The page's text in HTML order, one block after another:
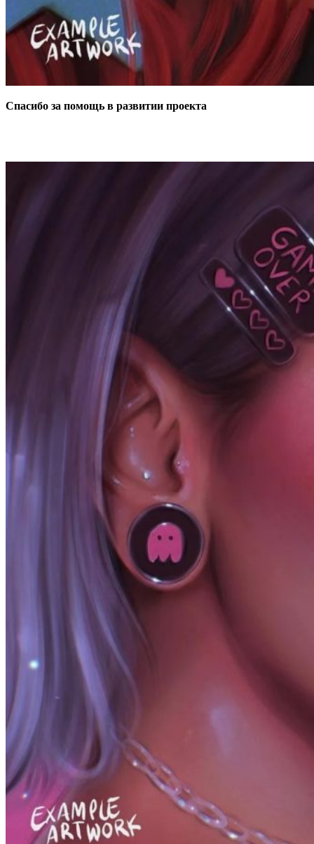
Спасибо за помощь в развитии проекта